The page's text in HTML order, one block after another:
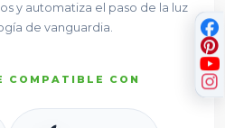
y automatiza el paso de la luz
de vanguardia.
COMPATIBLE CON